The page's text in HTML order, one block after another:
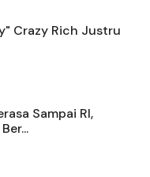
Crazy Rich Justru
Sampai RI,